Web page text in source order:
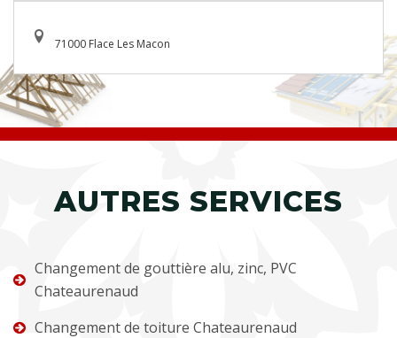
71000 Flace Les Macon
AUTRES SERVICES
Changement de gouttière alu, zinc, PVC
Chateaurenaud
Changement de toiture Chateaurenaud